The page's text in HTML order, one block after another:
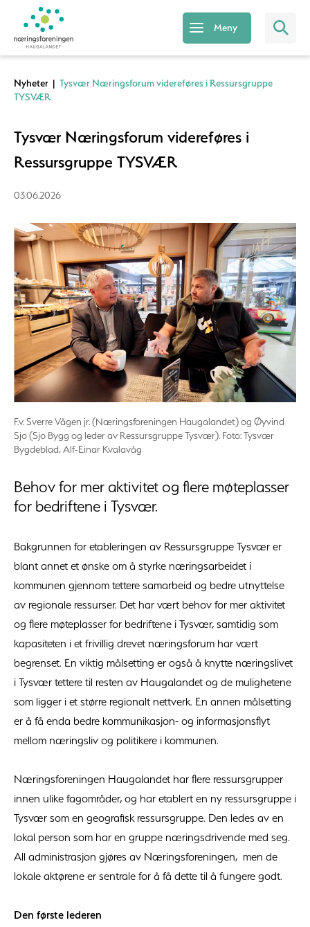
Meny
Nyheter | Tysvær Næringsforum videreføres i Ressursgruppe
TYSVÆR
Tysvær Næringsforum videreføres i
Ressursgruppe TYSVÆR
03.06.2026
F.v. Sverre Vågen jr. (Næringsforeningen Haugalandet) og Øyvind
Sjo (Sjo Bygg og leder av Ressursgruppe Tysvær). Foto: Tysvær
Bygdeblad, Alf-Einar Kvalavåg
Behov for mer aktivitet og flere møteplasser
for bedriftene i Tysvær.
Bakgrunnen for etableringen av Ressursgruppe Tysvær er
blant annet et ønske om å styrke næringsarbeidet i
kommunen gjennom tettere samarbeid og bedre utnyttelse
av regionale ressurser. Det har vært behov for mer aktivitet
og flere møteplasser for bedriftene i Tysvær, samtidig som
kapasiteten i et frivillig drevet næringsforum har vært
begrenset. En viktig målsetting er også å knytte næringslivet
i Tysvær tettere til resten av Haugalandet og de mulighetene
som ligger i et større regionalt nettverk. En annen målsetting
er å få enda bedre kommunikasjon- og informasjonsflyt
mellom næringsliv og politikere i kommunen.
Næringsforeningen Haugalandet har flere ressursgrupper
innen ulike fagområder, og har etablert en ny ressursgruppe i
Tysvær som en geografisk ressursgruppe. Den ledes av en
lokal person som har en gruppe næringsdrivende med seg.
All administrasjon gjøres av Næringsforeningen, men de
lokale aktørene er sentrale for å få dette til å fungere godt.
Den første lederen